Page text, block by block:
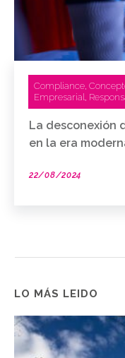
Compliance,
Empresarial,
La desconexión
en la era
22/08/2024
LO MÁS LEIDO